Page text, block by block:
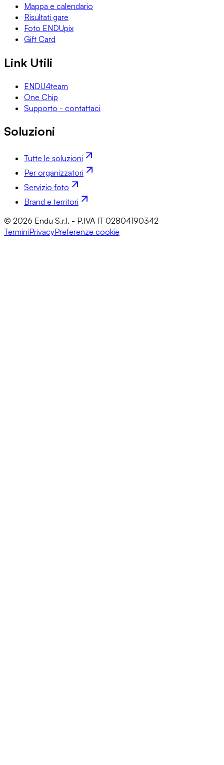
Mappa e calendario
Risultati gare
Foto ENDUpix
Gift Card
Link Utili
ENDU4team
One Chip
Supporto - contattaci
Soluzioni
Tutte le soluzioni
Per organizzatori
Servizio foto
Brand e territori
© 2026 Endu S.r.l. - P.IVA IT 02804190342
TerminiPrivacyPreferenze cookie